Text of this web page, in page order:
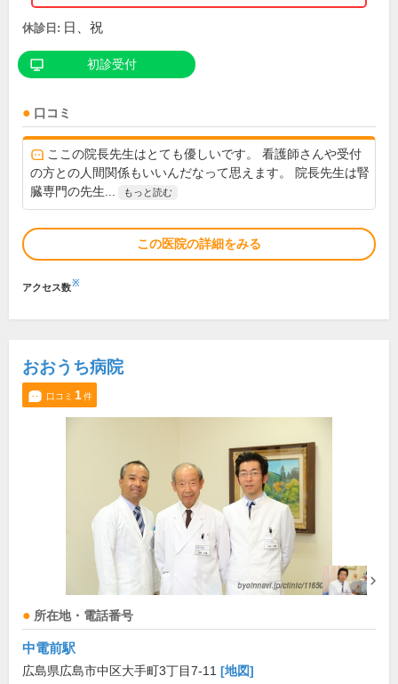
休診日: 日、祝
初診受付
口コミ
ここの院長先生はとても優しいです。 看護師さんや受付
の方との人間関係もいいんだなって思えます。 院長先生は腎
臓専門の先生...
もっと読む
この医院の詳細をみる
アクセス数※
おおうち病院
口コミ 1件
所在地・電話番号
中電前駅
広島県広島市中区大手町3丁目7-11 [地図]